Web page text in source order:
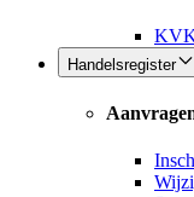
Handelsregister